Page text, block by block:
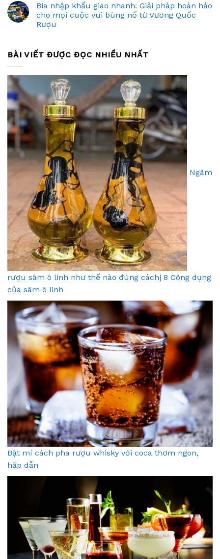
Bia nhập khẩu giao nhanh: Giải pháp hoàn hảo
cho mọi cuộc vui bùng nổ từ Vương Quốc
Rượu
BÀI VIẾT ĐƯỢC ĐỌC NHIỀU NHẤT
Ngâm
rượu sâm ô linh như thế nào đúng cách| 8 Công dụng
của sâm ô linh
Bật mí cách pha rượu whisky với coca thơm ngon,
hấp dẫn